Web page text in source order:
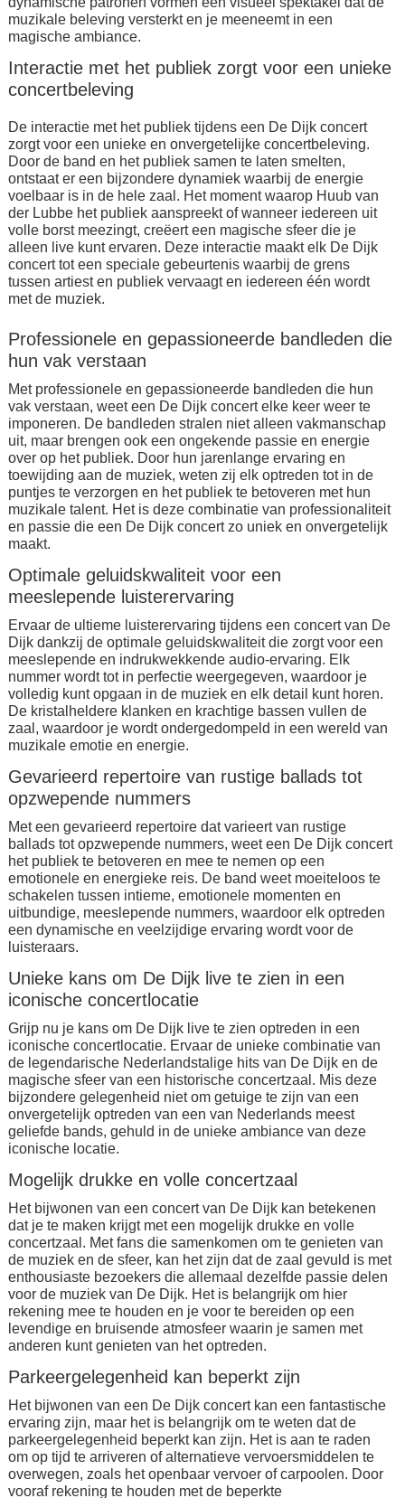
muzikale beleving versterkt en je meeneemt in een
magische ambiance.
Interactie met het publiek zorgt voor een unieke
concertbeleving
De interactie met het publiek tijdens een De Dijk concert
zorgt voor een unieke en onvergetelijke concertbeleving.
Door de band en het publiek samen te laten smelten,
ontstaat er een bijzondere dynamiek waarbij de energie
voelbaar is in de hele zaal. Het moment waarop Huub van
der Lubbe het publiek aanspreekt of wanneer iedereen uit
volle borst meezingt, creëert een magische sfeer die je
alleen live kunt ervaren. Deze interactie maakt elk De Dijk
concert tot een speciale gebeurtenis waarbij de grens
tussen artiest en publiek vervaagt en iedereen één wordt
met de muziek.
Professionele en gepassioneerde bandleden die
hun vak verstaan
Met professionele en gepassioneerde bandleden die hun
vak verstaan, weet een De Dijk concert elke keer weer te
imponeren. De bandleden stralen niet alleen vakmanschap
uit, maar brengen ook een ongekende passie en energie
over op het publiek. Door hun jarenlange ervaring en
toewijding aan de muziek, weten zij elk optreden tot in de
puntjes te verzorgen en het publiek te betoveren met hun
muzikale talent. Het is deze combinatie van professionaliteit
en passie die een De Dijk concert zo uniek en onvergetelijk
maakt.
Optimale geluidskwaliteit voor een
meeslepende luisterervaring
Ervaar de ultieme luisterervaring tijdens een concert van De
Dijk dankzij de optimale geluidskwaliteit die zorgt voor een
meeslepende en indrukwekkende audio-ervaring. Elk
nummer wordt tot in perfectie weergegeven, waardoor je
volledig kunt opgaan in de muziek en elk detail kunt horen.
De kristalheldere klanken en krachtige bassen vullen de
zaal, waardoor je wordt ondergedompeld in een wereld van
muzikale emotie en energie.
Gevarieerd repertoire van rustige ballads tot
opzwepende nummers
Met een gevarieerd repertoire dat varieert van rustige
ballads tot opzwepende nummers, weet een De Dijk concert
het publiek te betoveren en mee te nemen op een
emotionele en energieke reis. De band weet moeiteloos te
schakelen tussen intieme, emotionele momenten en
uitbundige, meeslepende nummers, waardoor elk optreden
een dynamische en veelzijdige ervaring wordt voor de
luisteraars.
Unieke kans om De Dijk live te zien in een
iconische concertlocatie
Grijp nu je kans om De Dijk live te zien optreden in een
iconische concertlocatie. Ervaar de unieke combinatie van
de legendarische Nederlandstalige hits van De Dijk en de
magische sfeer van een historische concertzaal. Mis deze
bijzondere gelegenheid niet om getuige te zijn van een
onvergetelijk optreden van een van Nederlands meest
geliefde bands, gehuld in de unieke ambiance van deze
iconische locatie.
Mogelijk drukke en volle concertzaal
Het bijwonen van een concert van De Dijk kan betekenen
dat je te maken krijgt met een mogelijk drukke en volle
concertzaal. Met fans die samenkomen om te genieten van
de muziek en de sfeer, kan het zijn dat de zaal gevuld is met
enthousiaste bezoekers die allemaal dezelfde passie delen
voor de muziek van De Dijk. Het is belangrijk om hier
rekening mee te houden en je voor te bereiden op een
levendige en bruisende atmosfeer waarin je samen met
anderen kunt genieten van het optreden.
Parkeergelegenheid kan beperkt zijn
Het bijwonen van een De Dijk concert kan een fantastische
ervaring zijn, maar het is belangrijk om te weten dat de
parkeergelegenheid beperkt kan zijn. Het is aan te raden
om op tijd te arriveren of alternatieve vervoersmiddelen te
overwegen, zoals het openbaar vervoer of carpoolen. Door
vooraf rekening te houden met de beperkte